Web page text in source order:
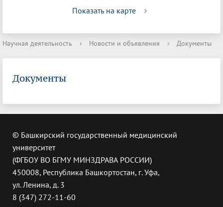
Показать на карте
Научная деятельность › Новости и объявления › Документы
Документы
© Башкирский государственный медицинский
университет
(ФГБОУ ВО БГМУ МИНЗДРАВА РОССИИ)
450008, Республика Башкортостан, г. Уфа,
ул. Ленина, д. 3
8 (347) 272-11-60